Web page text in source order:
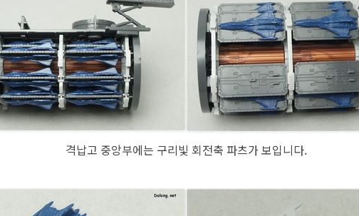
격납고 중앙부에는 구리빛 회전축 파츠가 보입니다.